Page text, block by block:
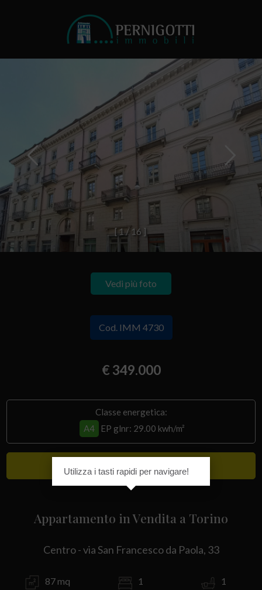
[ 1 / 1 6 ]
Vedi più foto
Cod. IMM 4730
€ 349.000
Classe energetica:
A4
EP glnr: 29.00 kwh/m²
Lusso
Appartamento in Vendita a Torino
Centro - via San Francesco da Paola, 33
87 mq 1 1
Utilizza i tasti rapidi per navigare!